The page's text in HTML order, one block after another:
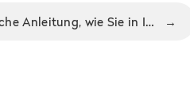
Unglaublich einfache Anleitung, wie Sie in Ihrem Alltag die Prioritäten setzen →